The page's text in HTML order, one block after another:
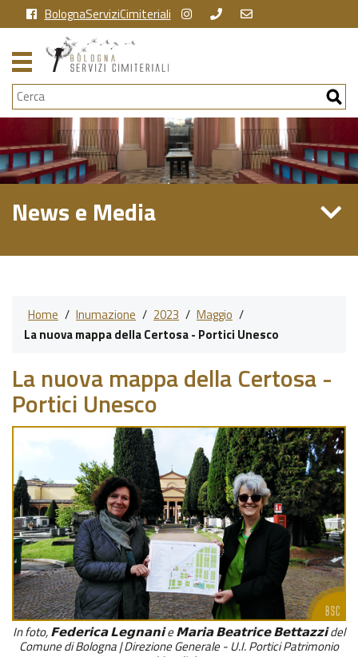
BolognaServiziCimiteriali
Cerca
News e Media
Home / Inumazione / 2023 / Maggio /
La nuova mappa della Certosa - Portici Unesco
La nuova mappa della Certosa -
Portici Unesco
In foto, 𝗙𝗲𝗱𝗲𝗿𝗶𝗰𝗮 𝗟𝗲𝗴𝗻𝗮𝗻𝗶 e 𝗠𝗮𝗿𝗶𝗮 𝗕𝗲𝗮𝘁𝗿𝗶𝗰𝗲 𝗕𝗲𝘁𝘁𝗮𝘇𝘇𝗶 del
Comune di Bologna | Direzione Generale - U.I. Portici Patrimonio